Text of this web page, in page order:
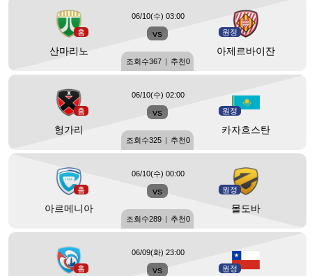
홈
산마리노
vs 원정
아제르바이잔
06/10(수) 03:00
조회수367 | 추천0
홈
헝가리
vs 원정
카자흐스탄
06/10(수) 02:00
조회수325 | 추천0
홈
아르메니아
vs 원정
몰도바
06/10(수) 00:00
조회수289 | 추천0
홈 vs 원정
06/09(화) 23:00